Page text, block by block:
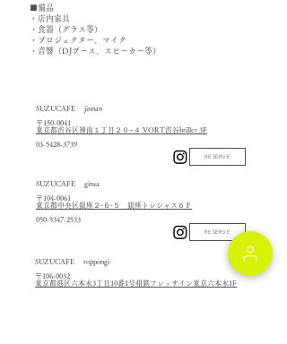
■備品
・店内家具
・食器（グラス等）
・プロジェクター、マイク
・音響（DJブース、スピーカー等）
SUZUCAFE jinnan
〒150-0041
東京都渋谷区神南１丁目２０−４ VORT渋谷briller 3F
03-5428-3739
RESERVE
SUZUCAFE ginza
〒104-0061
東京都中央区銀座２‐６‐５ 銀座トレシャス６Ｆ
050-5347-2533
RESERVE
SUZUCAFE roppongi
〒106-0032
東京都港区六本木3丁目10番1号相鉄フレッサイン東京六本木1F